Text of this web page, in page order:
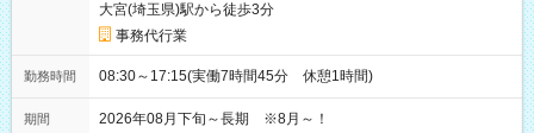
大宮(埼玉県)駅から徒歩3分
事務代行業
勤務時間 08:30～17:15(実働7時間45分 休憩1時間)
期間 2026年08月下旬～長期 ※8月～！